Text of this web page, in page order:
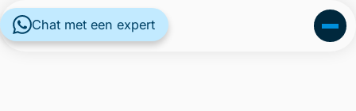
Chat met een expert